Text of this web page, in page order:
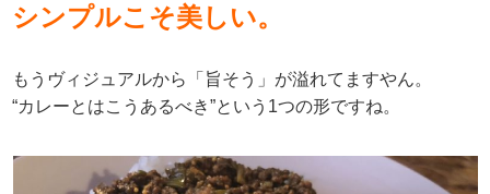
シンプルこそ美しい。
もうヴィジュアルから「旨そう」が溢れてますやん。
“カレーとはこうあるべき”という1つの形ですね。